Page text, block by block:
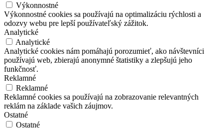
Výkonnostné
Výkonnostné cookies sa používajú na optimalizáciu rýchlosti a
odozvy webu pre lepší používateľský zážitok.
Analytické
Analytické
Analytické cookies nám pomáhajú porozumieť, ako návštevníci
používajú web, zbierajú anonymné štatistiky a zlepšujú jeho
funkčnosť.
Reklamné
Reklamné
Reklamné cookies sa používajú na zobrazovanie relevantných
reklám na základe vašich záujmov.
Ostatné
Ostatné